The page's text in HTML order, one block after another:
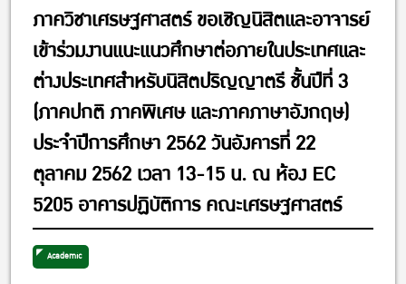
ภาควิชาเศรษฐศาสตร์ ขอเชิญนิสิตและอาจารย์
เข้าร่วมงานแนะแนวศึกษาต่อภายในประเทศและ
ต่างประเทศสำหรับนิสิตปริญญาตรี ชั้นปีที่ 3
(ภาคปกติ ภาคพิเศษ และภาคภาษาอังกฤษ)
ประจำปีการศึกษา 2562 วันอังคารที่ 22
ตุลาคม 2562 เวลา 13-15 น. ณ ห้อง EC
5205 อาคารปฏิบัติการ คณะเศรษฐศาสตร์
Academic